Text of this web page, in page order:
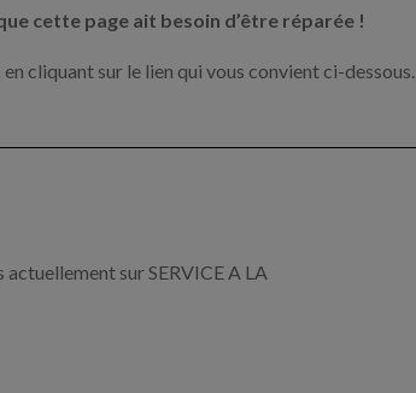
cette page ait besoin d’être réparée !
cliquant sur le lien qui vous convient ci-dessous.
sur SERVICE A LA